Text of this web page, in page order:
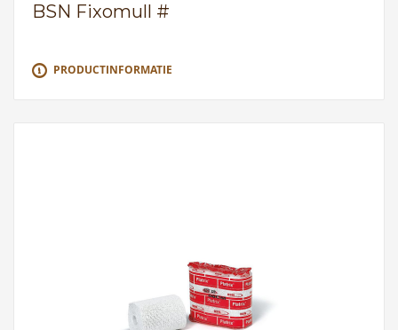
BSN Fixomull #
PRODUCTINFORMATIE